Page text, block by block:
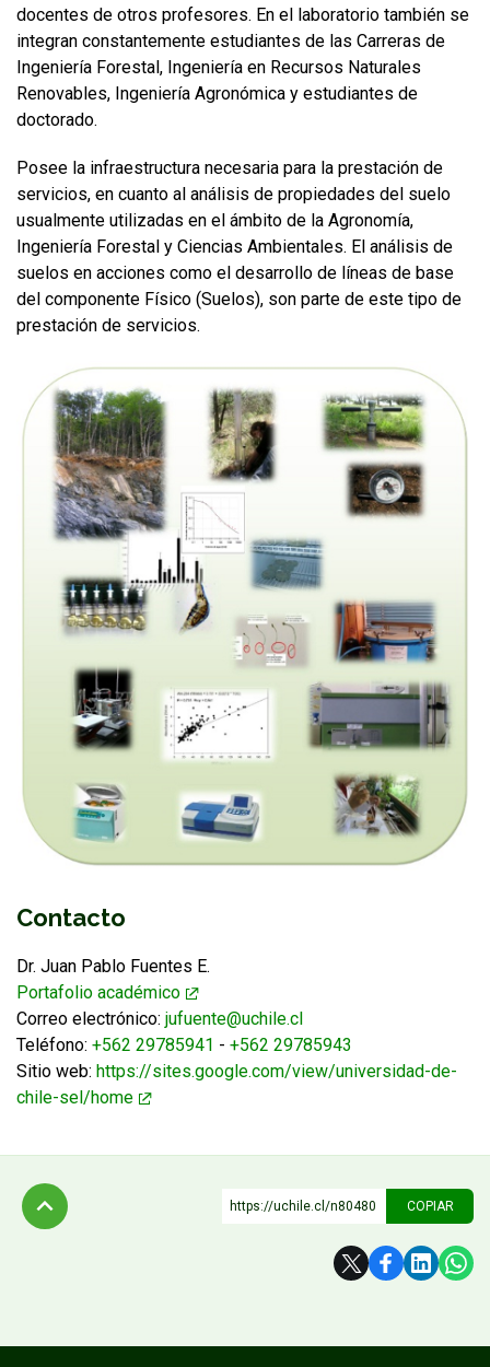
docentes de otros profesores. En el laboratorio también se
integran constantemente estudiantes de las Carreras de
Ingeniería Forestal, Ingeniería en Recursos Naturales
Renovables, Ingeniería Agronómica y estudiantes de
doctorado.
Posee la infraestructura necesaria para la prestación de
servicios, en cuanto al análisis de propiedades del suelo
usualmente utilizadas en el ámbito de la Agronomía,
Ingeniería Forestal y Ciencias Ambientales. El análisis de
suelos en acciones como el desarrollo de líneas de base
del componente Físico (Suelos), son parte de este tipo de
prestación de servicios.
Contacto
Dr. Juan Pablo Fuentes E.
Portafolio académico
Correo electrónico: jufuente@uchile.cl
Teléfono: +562 29785941 - +562 29785943
Sitio web: https://sites.google.com/view/universidad-de-
chile-sel/home
https://uchile.cl/n80480 COPIAR